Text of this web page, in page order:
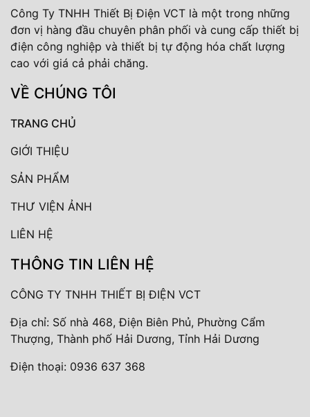
Công Ty TNHH Thiết Bị Điện VCT là một trong những
đơn vị hàng đầu chuyên phân phối và cung cấp thiết bị
điện công nghiệp và thiết bị tự động hóa chất lượng
cao với giá cả phải chăng.
VỀ CHÚNG TÔI
TRANG CHỦ
GIỚI THIỆU
SẢN PHẨM
THƯ VIỆN ẢNH
LIÊN HỆ
THÔNG TIN LIÊN HỆ
CÔNG TY TNHH THIẾT BỊ ĐIỆN VCT
Địa chỉ: Số nhà 468, Điện Biên Phủ, Phường Cẩm
Thượng, Thành phố Hải Dương, Tỉnh Hải Dương
Điện thoại: 0936 637 368